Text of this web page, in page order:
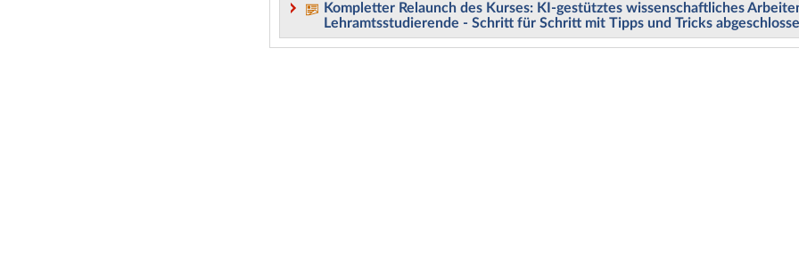
Kompletter Relaunch des Kurses: KI-gestütztes wissenschaftliches
Lehramtsstudierende - Schritt für Schritt mit Tipps und Tricks